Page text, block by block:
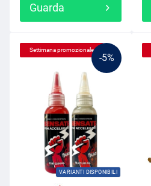
Guarda
-5%
VARIANTI DISPONIBILI
Settimana promozionale